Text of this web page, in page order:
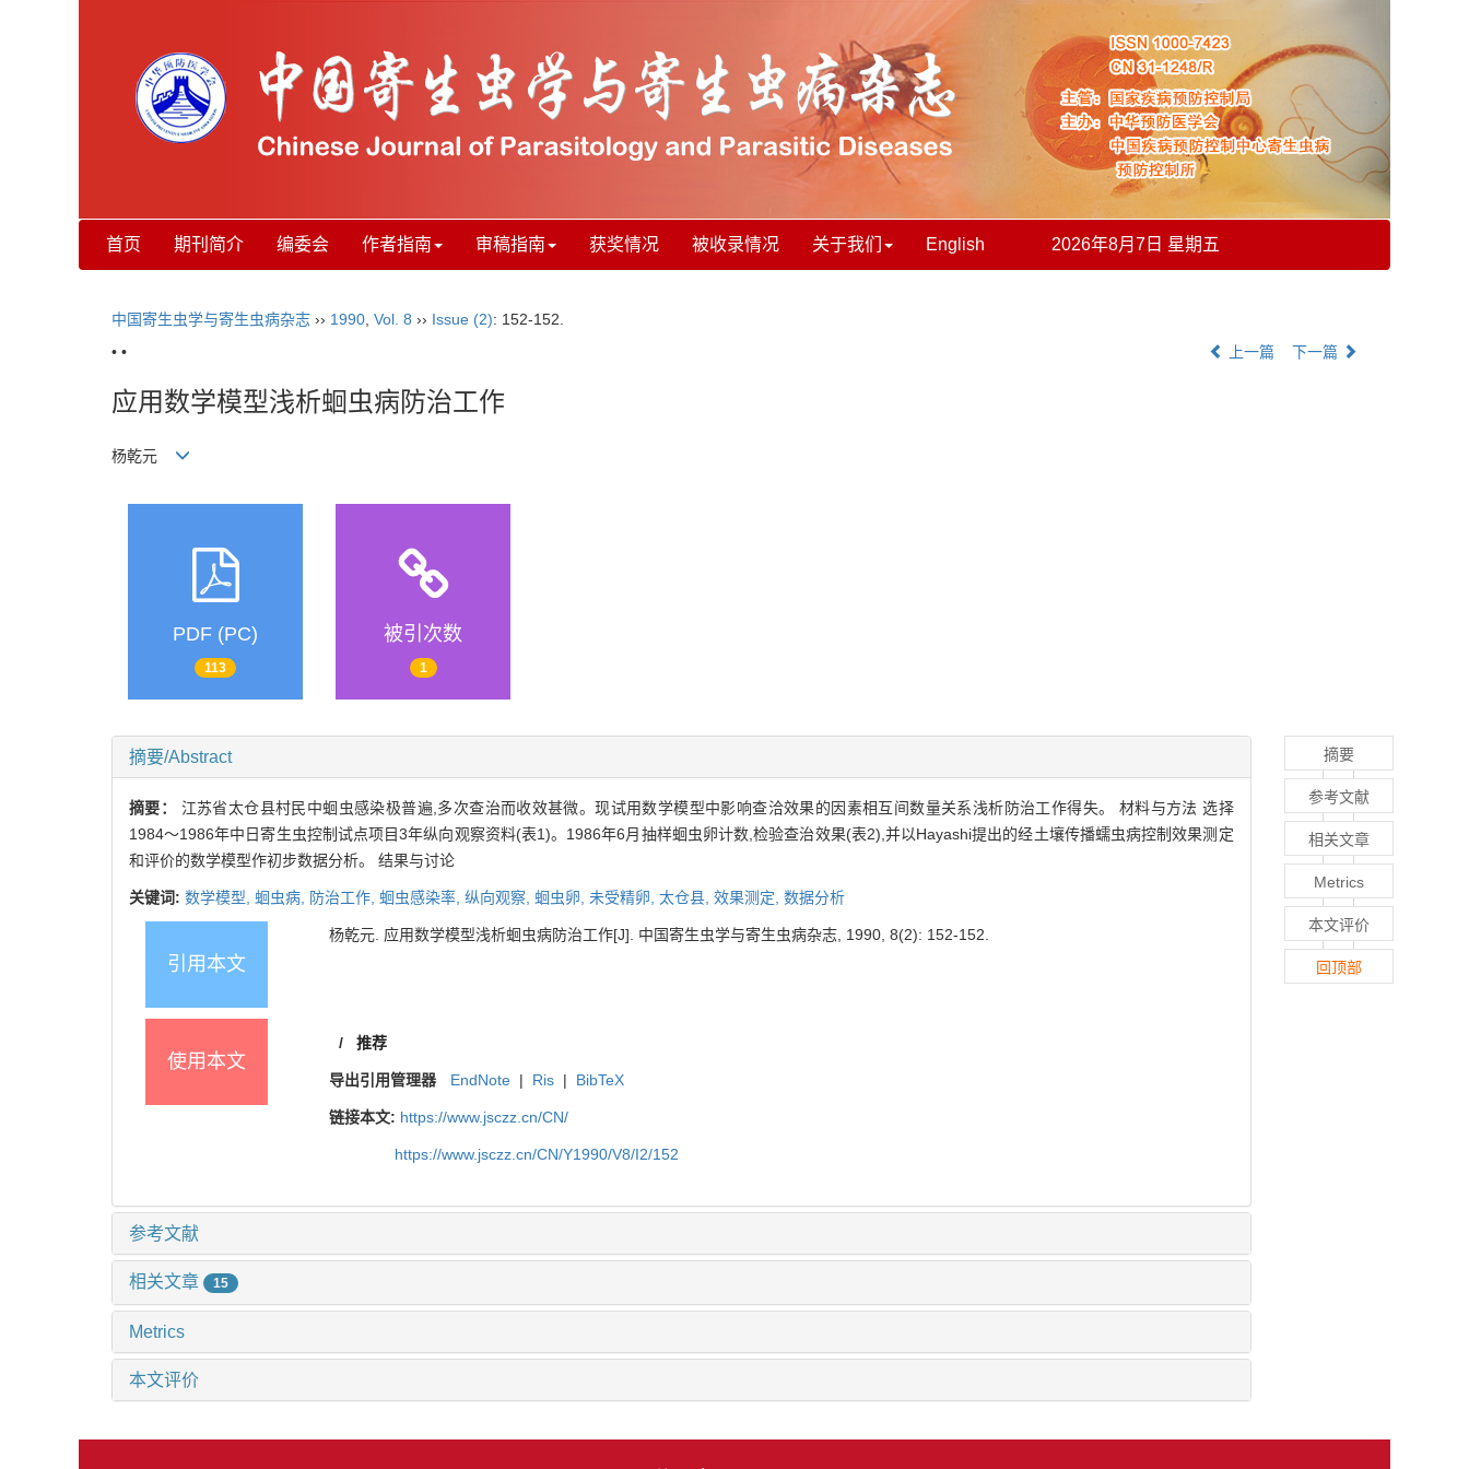
首页 期刊简介 编委会 作者指南 审稿指南 获奖情况 被收录情况 关于我们 English 2026年8月7日 星期五
中国寄生虫学与寄生虫病杂志 ›› 1990 Vol. 8 ›› Issue (2): 152-152.
• •
上一篇 下一篇
应用数学模型浅析蛔虫病防治工作
杨乾元
PDF (PC)
113
被引次数
1
摘要/Abstract
摘要： 江苏省太仓县村民中蛔虫感染极普遍,多次查治而收效甚微。现试用数学模型中影响查洽效果的因素相互间数量关系浅析防治工作得失。 材料与方法 选择
1984～1986年中日寄生虫控制试点项目3年纵向观察资料(表1)。1986年6月抽样蛔虫卵计数,检验查治效果(表2),并以Hayashi提出的经土壤传播蠕虫病控制效果测定
和评价的数学模型作初步数据分析。 结果与讨论
关键词: 数学模型, 蛔虫病, 防治工作, 蛔虫感染率, 纵向观察, 蛔虫卵, 未受精卵, 太仓县, 效果测定, 数据分析
引用本文
杨乾元. 应用数学模型浅析蛔虫病防治工作[J]. 中国寄生虫学与寄生虫病杂志, 1990, 8(2): 152-152.
使用本文
/ 推荐
导出引用管理器 EndNote | Ris | BibTeX
链接本文: https://www.jsczz.cn/CN/
https://www.jsczz.cn/CN/Y1990/V8/I2/152
参考文献
相关文章 15
Metrics
本文评价
摘要
参考文献
相关文章
Metrics
本文评价
回顶部